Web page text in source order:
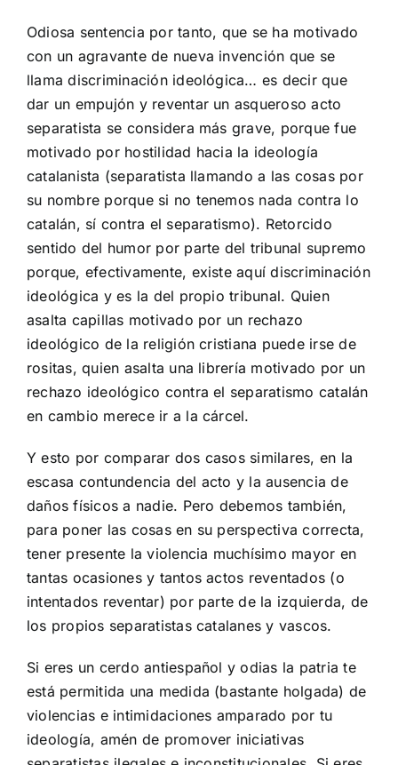
Odiosa sentencia por tanto, que se ha motivado
con un agravante de nueva invención que se
llama discriminación ideológica… es decir que
dar un empujón y reventar un asqueroso acto
separatista se considera más grave, porque fue
motivado por hostilidad hacia la ideología
catalanista (separatista llamando a las cosas por
su nombre porque si no tenemos nada contra lo
catalán, sí contra el separatismo). Retorcido
sentido del humor por parte del tribunal supremo
porque, efectivamente, existe aquí discriminación
ideológica y es la del propio tribunal. Quien
asalta capillas motivado por un rechazo
ideológico de la religión cristiana puede irse de
rositas, quien asalta una librería motivado por un
rechazo ideológico contra el separatismo catalán
en cambio merece ir a la cárcel.
Y esto por comparar dos casos similares, en la
escasa contundencia del acto y la ausencia de
daños físicos a nadie. Pero debemos también,
para poner las cosas en su perspectiva correcta,
tener presente la violencia muchísimo mayor en
tantas ocasiones y tantos actos reventados (o
intentados reventar) por parte de la izquierda, de
los propios separatistas catalanes y vascos.
Si eres un cerdo antiespañol y odias la patria te
está permitida una medida (bastante holgada) de
violencias e intimidaciones amparado por tu
ideología, amén de promover iniciativas